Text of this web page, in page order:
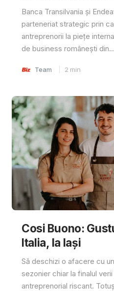
Banca Transilvania și
parteneriat strategic prin
antreprenorii la piețe
de business românești din...
Team 2 min
Cosi Buono:
Italia, la Iași
Să deschizi o afacere cu
sezonier chiar la finalul
antreprenorial riscant.